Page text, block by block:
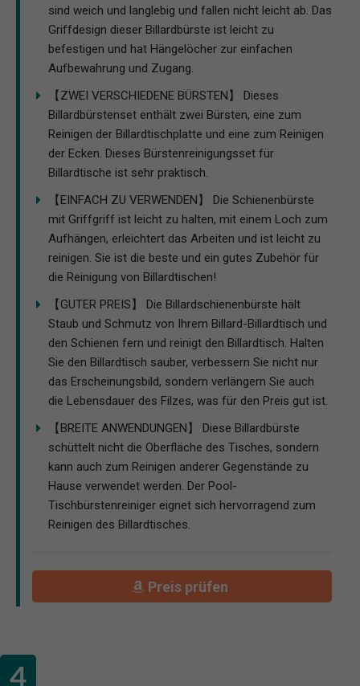
sind weich und langlebig und fallen nicht leicht ab. Das
Griffdesign dieser Billardbürste ist leicht zu
befestigen und hat Hängelöcher zur einfachen
Aufbewahrung und Zugang.
【ZWEI VERSCHIEDENE BÜRSTEN】 Dieses
Billardbürstenset enthält zwei Bürsten, eine zum
Reinigen der Billardtischplatte und eine zum Reinigen
der Ecken. Dieses Bürstenreinigungsset für
Billardtische ist sehr praktisch.
【EINFACH ZU VERWENDEN】 Die Schienenbürste
mit Griffgriff ist leicht zu halten, mit einem Loch zum
Aufhängen, erleichtert das Arbeiten und ist leicht zu
reinigen. Sie ist die beste und ein gutes Zubehör für
die Reinigung von Billardtischen!
【GUTER PREIS】 Die Billardschienenbürste hält
Staub und Schmutz von Ihrem Billard-Billardtisch und
den Schienen fern und reinigt den Billardtisch. Halten
Sie den Billardtisch sauber, verbessern Sie nicht nur
das Erscheinungsbild, sondern verlängern Sie auch
die Lebensdauer des Filzes, was für den Preis gut ist.
【BREITE ANWENDUNGEN】 Diese Billardbürste
schüttelt nicht die Oberfläche des Tisches, sondern
kann auch zum Reinigen anderer Gegenstände zu
Hause verwendet werden. Der Pool-
Tischbürstenreiniger eignet sich hervorragend zum
Reinigen des Billardtisches.
Preis prüfen